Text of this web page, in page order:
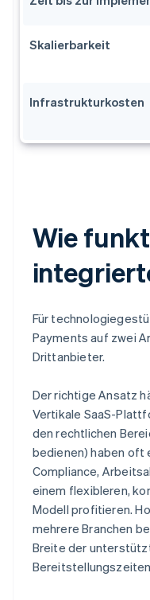
Skalierbarkeit
Infrastrukturkosten
Wie
Für
Payments auf zwei
Drittanbieter.
Der richtige Ansatz
Vertikale SaaS-
den rechtlichen
bedienen) haben oft
Compliance,
einem flexibleren,
Modell profitieren.
mehrere Branchen
Breite der